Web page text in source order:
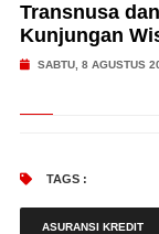
Transnusa
Kunjungan
SABTU, 8 AGUSTUS
TAGS :
ASURANSI KREDIT